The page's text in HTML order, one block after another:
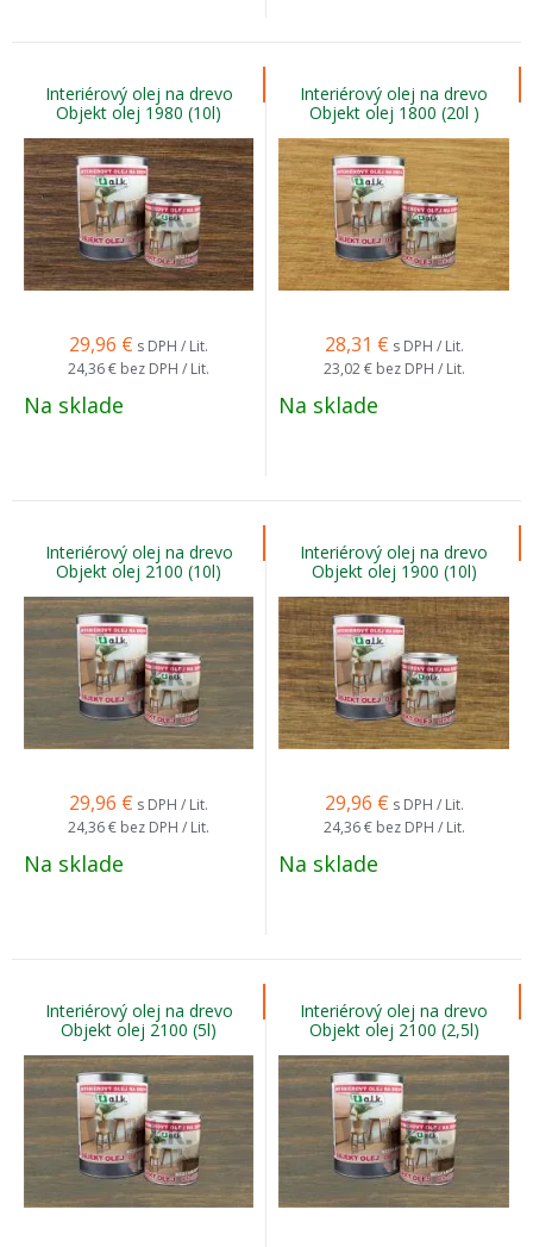
Interiérový olej na drevo
Objekt olej 1980 (10l)
29,96 € s DPH / Lit.
24,36 € bez DPH / Lit.
Na sklade
Interiérový olej na drevo
Objekt olej 1800 (20l )
28,31 € s DPH / Lit.
23,02 € bez DPH / Lit.
Na sklade
Interiérový olej na drevo
Objekt olej 2100 (10l)
29,96 € s DPH / Lit.
24,36 € bez DPH / Lit.
Na sklade
Interiérový olej na drevo
Objekt olej 1900 (10l)
29,96 € s DPH / Lit.
24,36 € bez DPH / Lit.
Na sklade
Interiérový olej na drevo
Objekt olej 2100 (5l)
Interiérový olej na drevo
Objekt olej 2100 (2,5l)